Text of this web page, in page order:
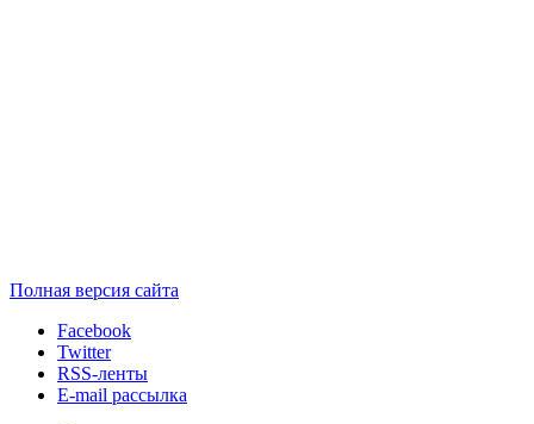
Полная версия сайта
Facebook
Twitter
RSS-ленты
E-mail рассылка